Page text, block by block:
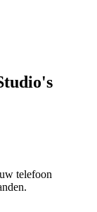
telefoon
.